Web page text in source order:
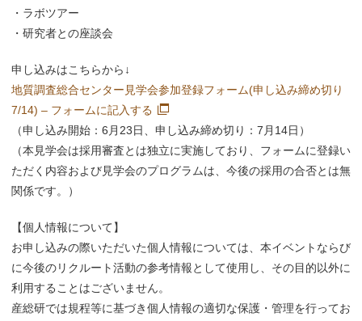
・ラボツアー
・研究者との座談会
申し込みはこちらから↓
地質調査総合センター見学会参加登録フォーム(申し込み締め切り
7/14) – フォーム​に記入する
（申し込み開始：6月23日、申し込み締め切り：7月14日）
（本見学会は採用審査とは独立に実施しており、フォームに登録い
ただく内容および見学会のプログラムは、今後の採用の合否とは無
関係です。）
【個人情報について】
お申し込みの際いただいた個人情報については、本イベントならび
に今後のリクルート活動の参考情報として使用し、その目的以外に
利用することはございません。
産総研では規程等に基づき個人情報の適切な保護・管理を行ってお